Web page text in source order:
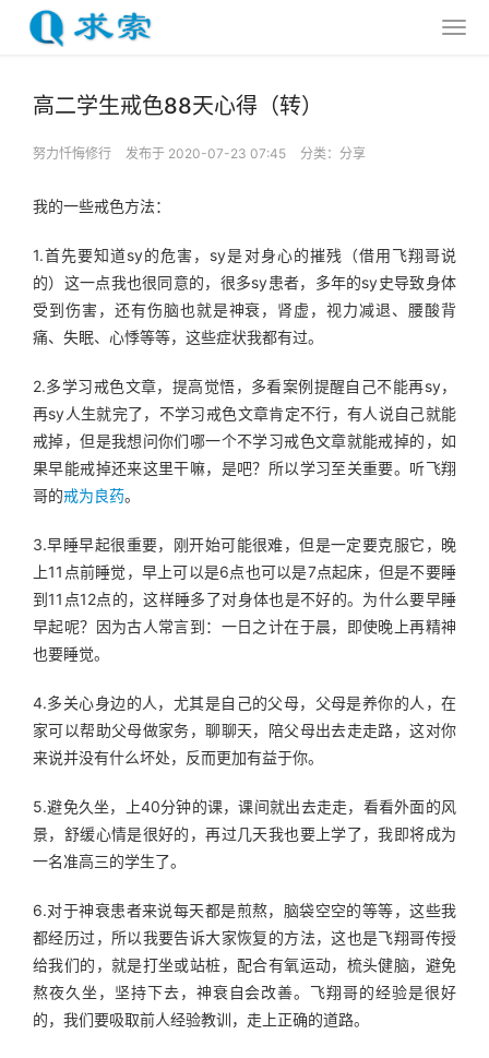
高二学生戒色88天心得（转）
努力忏悔修行 发布于 2020-07-23 07:45 分类： 分享
我的一些戒色方法：
1.首先要知道sy的危害，sy是对身心的摧残（借用飞翔哥说
的）这一点我也很同意的，很多sy患者，多年的sy史导致身体
受到伤害，还有伤脑也就是神衰，肾虚，视力减退、腰酸背
痛、失眠、心悸等等，这些症状我都有过。
2.多学习戒色文章，提高觉悟，多看案例提醒自己不能再sy，
再sy人生就完了，不学习戒色文章肯定不行，有人说自己就能
戒掉，但是我想问你们哪一个不学习戒色文章就能戒掉的，如
果早能戒掉还来这里干嘛，是吧？所以学习至关重要。听飞翔
哥的戒为良药。
3.早睡早起很重要，刚开始可能很难，但是一定要克服它，晚
上11点前睡觉，早上可以是6点也可以是7点起床，但是不要睡
到11点12点的，这样睡多了对身体也是不好的。为什么要早睡
早起呢？因为古人常言到：一日之计在于晨，即使晚上再精神
也要睡觉。
4.多关心身边的人，尤其是自己的父母，父母是养你的人，在
家可以帮助父母做家务，聊聊天，陪父母出去走走路，这对你
来说并没有什么坏处，反而更加有益于你。
5.避免久坐，上40分钟的课，课间就出去走走，看看外面的风
景，舒缓心情是很好的，再过几天我也要上学了，我即将成为
一名准高三的学生了。
6.对于神衰患者来说每天都是煎熬，脑袋空空的等等，这些我
都经历过，所以我要告诉大家恢复的方法，这也是飞翔哥传授
给我们的，就是打坐或站桩，配合有氧运动，梳头健脑，避免
熬夜久坐，坚持下去，神衰自会改善。飞翔哥的经验是很好
的，我们要吸取前人经验教训，走上正确的道路。